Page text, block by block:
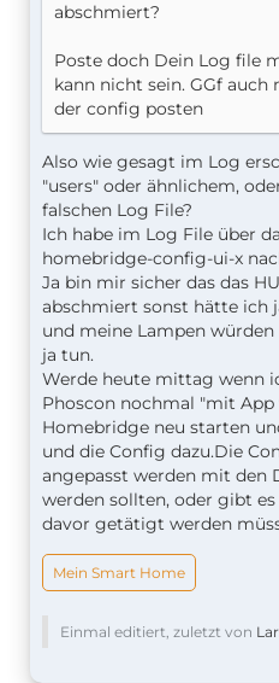
abschmiert?
Poste doch Dein Log file
kann nicht sein. GGf auch
der config posten
Also wie gesagt im Log
"users" oder ähnlichem,
falschen Log File?
Ich habe im Log File über
homebridge-config-ui-x
Ja bin mir sicher das das
abschmiert sonst hätte ich
und meine Lampen
ja tun.
Werde heute mittag wenn
Phoscon nochmal "mit
Homebridge neu starten
und die Config dazu.Die
angepasst werden mit den
werden sollten, oder gibt
davor getätigt werden
Mein Smart Home
Einmal editiert, zuletzt von